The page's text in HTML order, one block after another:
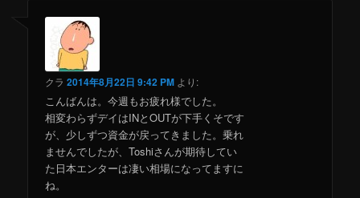
クラ 2014年8月22日 9:42 PM より:
こんばんは。今週もお疲れ様でした。
相変わらずデイはINとOUTが下手くそです
が、少しずつ資金が戻ってきました。乗れ
ませんでしたが、Toshiさんが期待してい
た日本エンターは凄い相場になってますに
ね。